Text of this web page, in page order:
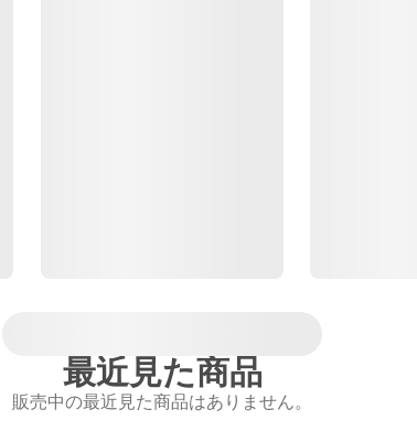
最近見た商品
販売中の最近見た商品はありません。